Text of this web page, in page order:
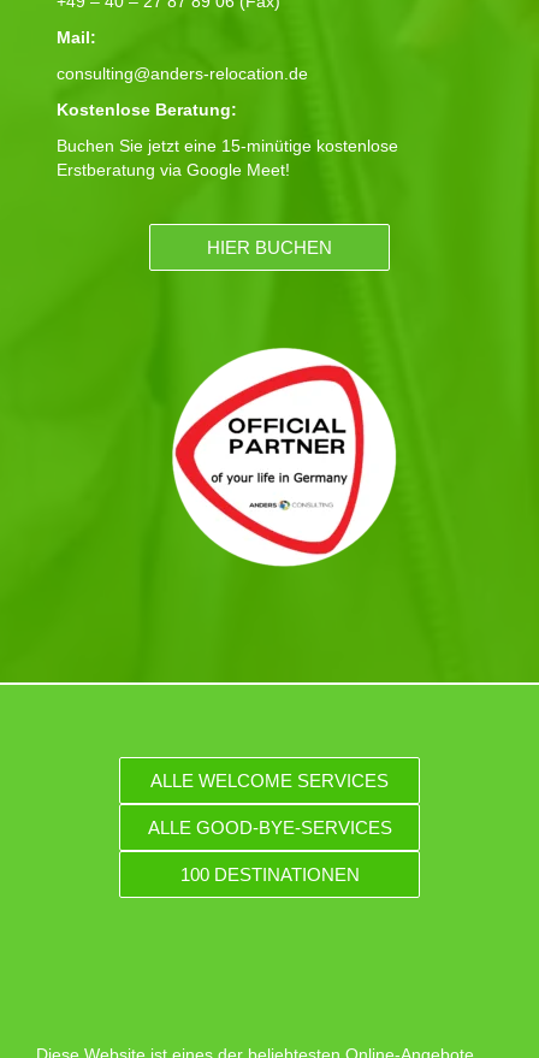
Mail:
consulting@anders-relocation.de
Kostenlose Beratung:
Buchen Sie jetzt eine 15-minütige kostenlose
Erstberatung via Google Meet!
HIER BUCHEN
ALLE WELCOME SERVICES
ALLE GOOD-BYE-SERVICES
100 DESTINATIONEN